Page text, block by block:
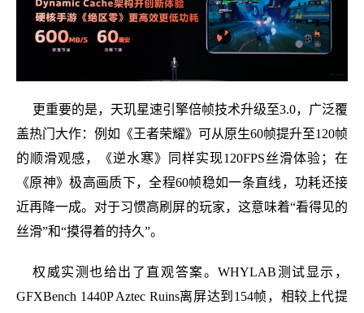
更重要的是，天玑星速引擎倍帧技术升级至3.0，广泛覆
盖热门大作：例如《王者荣耀》可从原生60帧提升至120帧
的顺滑观感，《逆水寒》同样实现120FPS丝滑体验；在
《原神》极高画质下，全程60帧稳如一条直线，功耗还接
近再降一成。对于习惯高刷屏的玩家，这意味着“看得见的
丝滑”和“摸得着的持久”。
权威实测也给出了直观答案。WHYLAB测试显示，
GFXBench 1440P Aztec Ruins离屏达到154帧，相较上代提